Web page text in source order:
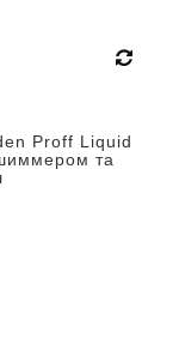
Proff Liquid
та